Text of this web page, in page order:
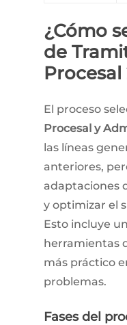
¿Cómo
de
Procesal
El proceso
Procesal y
las líneas
anteriores,
adaptaciones
y optimizar el
Esto incluye
herramientas
más práctico
problemas.
Fases del